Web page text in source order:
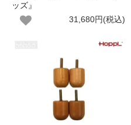
ッズ』
31,680円(税込)